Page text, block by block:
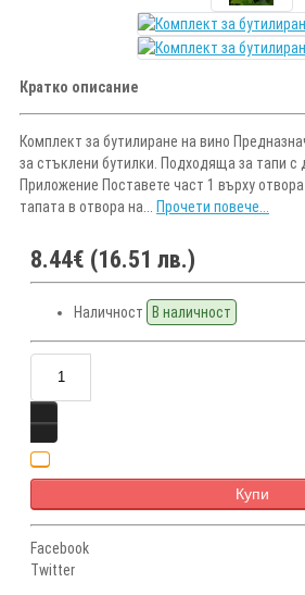
Кратко описание
Комплект за бутилиране на вино
за стъклени бутилки. Подходяща за тапи с
Приложение Поставете част 1 върху
тапата в отвора на... Прочети повече...
8.44€ (16.51 лв.)
Наличност В наличност
Купи
Facebook
Twitter